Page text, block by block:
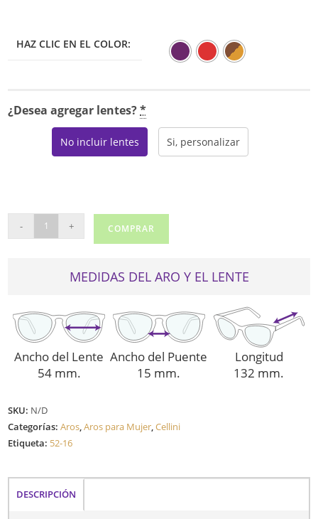
HAZ CLIC EN EL COLOR:
¿Desea agregar lentes?*
No incluir lentes Si, personalizar
184
- + COMPRAR
MEDIDAS DEL ARO Y EL LENTE
Ancho del Lente
54 mm.
Ancho del Puente
15 mm.
Longitud
132 mm.
SKU: N/D
Categorías:Aros,Aros para Mujer,Cellini
Etiqueta: 52-16
DESCRIPCIÓN